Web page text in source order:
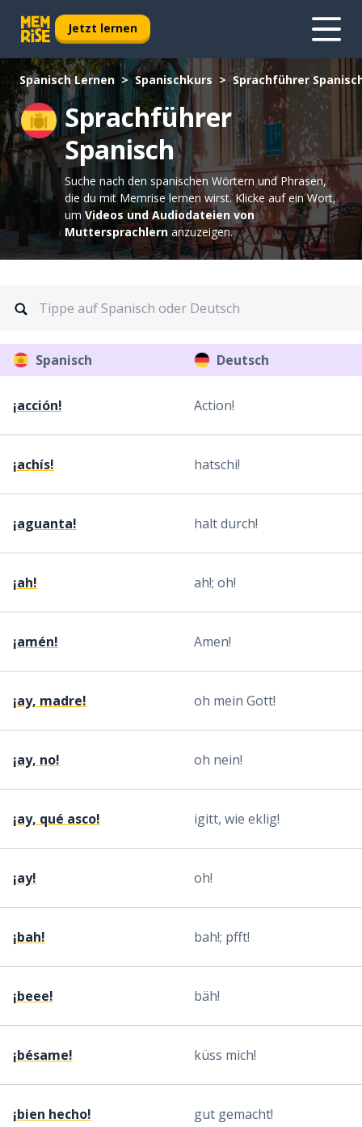
Jetzt lernen
Spanisch Lernen Spanischkurs Sprachführer
Sprachführer
Spanisch
Suche nach den spanischen Wörtern und Phrasen,
die du mit Memrise lernen wirst. Klicke auf ein Wort,
um Videos und Audiodateien von
Muttersprachlern anzuzeigen.
Spanisch Deutsch
¡acción! Action!
¡achís! hatschi!
¡aguanta! halt durch!
¡ah! ah!; oh!
¡amén! Amen!
¡ay, madre! oh mein Gott!
¡ay, no! oh nein!
¡ay, qué asco! igitt, wie eklig!
¡ay! oh!
¡bah! bah!; pfft!
¡beee! bäh!
¡bésame! küss mich!
¡bien hecho! gut gemacht!